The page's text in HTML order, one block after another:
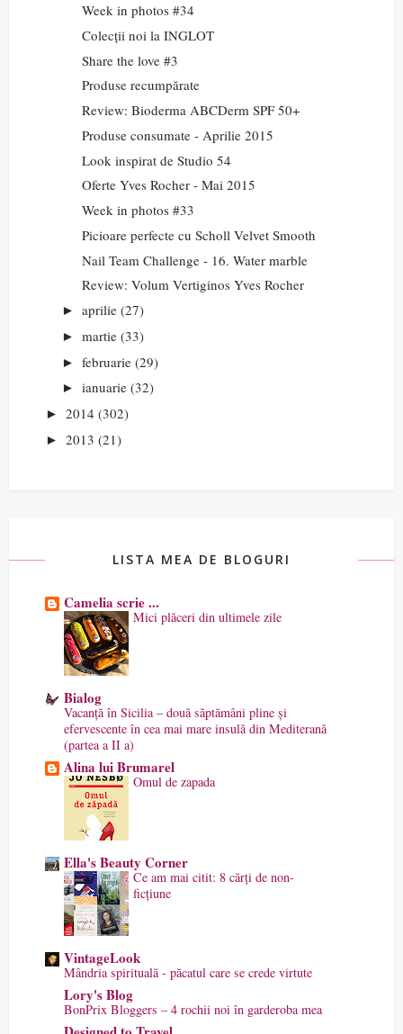
Week in photos #34
Colecții noi la INGLOT
Share the love #3
Produse recumpărate
Review: Bioderma ABCDerm SPF 50+
Produse consumate - Aprilie 2015
Look inspirat de Studio 54
Oferte Yves Rocher - Mai 2015
Week in photos #33
Picioare perfecte cu Scholl Velvet Smooth
Nail Team Challenge - 16. Water marble
Review: Volum Vertiginos Yves Rocher
► aprilie (27)
► martie (33)
► februarie (29)
► ianuarie (32)
► 2014 (302)
► 2013 (21)
LISTA MEA DE BLOGURI
Camelia scrie ...
Mici plăceri din ultimele zile
Bialog
Vacanță în Sicilia – două săptămâni pline și
efervescente în cea mai mare insulă din Mediterană
(partea a II a)
Alina lui Brumarel
Omul de zapada
Ella's Beauty Corner
Ce am mai citit: 8 cărți de non-
ficțiune
VintageLook
Mândria spirituală - păcatul care se crede virtute
Lory's Blog
BonPrix Bloggers – 4 rochii noi în garderoba mea